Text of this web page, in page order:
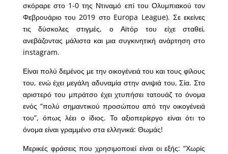
σκόραρε στο 1-0 της Ντιναμό επί του Ολυμπιακού τον
Φεβρουάριο του 2019 στο Europa League). Σε εκείνες
τις δύσκολες στιγμές, ο Αϊτόρ του είχε σταθεί,
ανεβάζοντας μάλιστα και μια συγκινητική ανάρτηση στο
instagram.
Είναι πολύ δεμένος με την οικογένειά του και τους φίλους
του, ενώ έχει μεγάλη αδυναμία στην ανιψιά του, Σία. Στο
αριστερό του μπράτσο έχει χτυπήσει τατουάζ το όνομα
ενός “πολύ σημαντικού προσώπου από την οικογένειά
του”, όπως λέει ο ίδιος. Το αξιοπερίεργο είναι ότι το
όνομα είναι γραμμένο στα ελληνικά: Θωμάς!
Μερικές φράσεις που χρησιμοποιεί είναι οι εξής: “Χωρίς